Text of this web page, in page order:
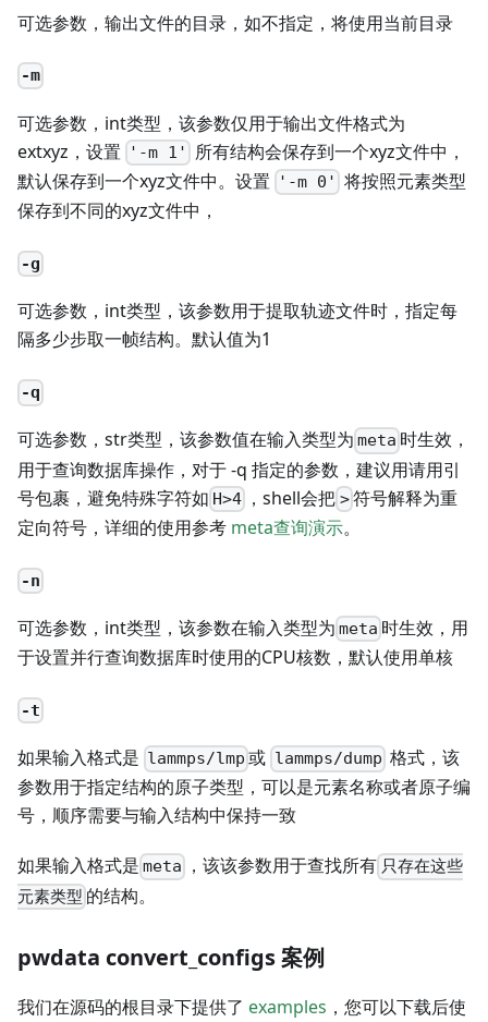
可选参数，输出文件的目录，如不指定，将使用当前目录
-m
可选参数，int类型，该参数仅用于输出文件格式为
extxyz，设置
'-m 1'
所有结构会保存到一个xyz文件中，
默认保存到一个xyz文件中。设置
'-m 0' 将按照元素类型
保存到不同的xyz文件中，
-g
可选参数，int类型，该参数用于提取轨迹文件时，指定每
隔多少步取一帧结构。默认值为1
-q
可选参数，str类型，该参数值在输入类型为 meta 时生效，
用于查询数据库操作，对于 -q 指定的参数，建议用请用引
号包裹，避免特殊字符如 H>4 ，shell会把 >符号解释为重
定向符号，详细的使用参考 meta查询演示。
-n
可选参数，int类型，该参数在输入类型为 meta 时生效，用
于设置并行查询数据库时使用的CPU核数，默认使用单核
-t
如果输入格式是 lammps/lmp 或 lammps/dump 格式，该
参数用于指定结构的原子类型，可以是元素名称或者原子编
号，顺序需要与输入结构中保持一致
如果输入格式是 meta ，该该参数用于查找所有 只存在这些
元素类型 的结构。
pwdata convert_configs 案例
我们在源码的根目录下提供了 examples ，您可以下载后使